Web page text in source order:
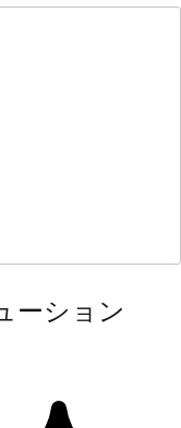
ーション